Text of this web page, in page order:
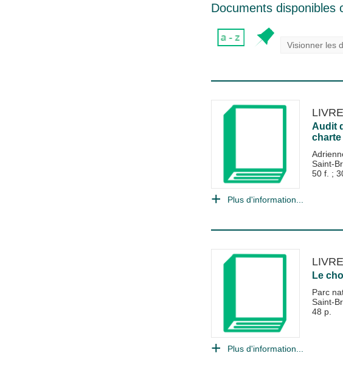
Documents disponibles
Visionner les
LIVRE
Audit
Saint-
50 f. ;
Plus d'information...
LIVRE
Le
Parc
Saint-
48 p.
Plus d'information...